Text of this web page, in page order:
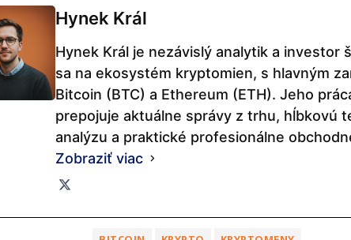
Hynek Král
Hynek Král je nezávislý analytik a investor
sa na ekosystém kryptomien, s hlavným
Bitcoin (BTC) a Ethereum (ETH). Jeho
prepojuje aktuálne správy z trhu, hĺbkovú
analýzu a praktické profesionálne
Zobraziť viac